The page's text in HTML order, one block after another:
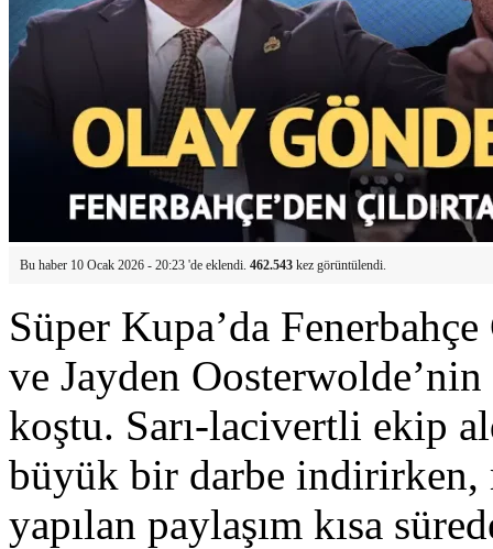
Bu haber 10 Ocak 2026 - 20:23 'de eklendi. 462.543 kez görüntülendi.
Süper Kupa’da
ve Jayden
koştu. Sarı-lacivertli ekip
büyük bir darbe indirirken,
yapılan paylaşım kısa